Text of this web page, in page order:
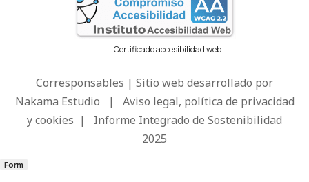
Certificado accesibilidad web
Corresponsables | Sitio web desarrollado por
Nakama Estudio | Aviso legal, política de privacidad
y cookies | Informe Integrado de Sostenibilidad
2025
Form